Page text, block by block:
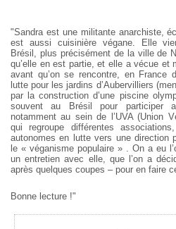
"Sandra est une militante anarchiste,
est aussi cuisinière végane. Elle
Brésil, plus précisément de la ville de
qu’elle en est partie, et elle a vécue et
avant qu’on se rencontre, en France
lutte pour les jardins d’Aubervilliers
par la construction d’une piscine
souvent au Brésil pour participer
notamment au sein de l’UVA (Union
qui regroupe différentes
autonomes en lutte vers une direction
le « véganisme populaire » . On a eu
un entretien avec elle, que l’on a
après quelques coupes – pour en faire
Bonne lecture !"